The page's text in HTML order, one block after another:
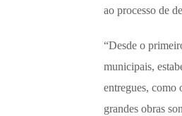
ao processo de
“Desde o
municipais,
entregues, como
grandes obras